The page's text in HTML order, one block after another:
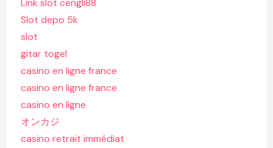
Slot depo 5k
slot
gitar togel
casino en ligne france
casino en ligne france
casino en ligne
オンカジ
casino retrait immédiat